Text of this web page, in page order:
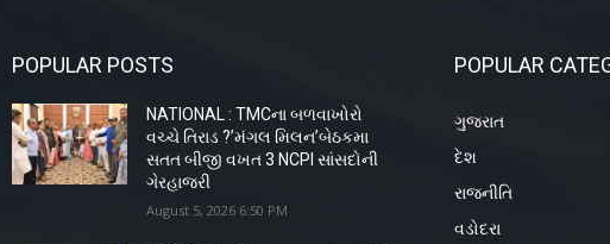
POPULAR POSTS
NATIONAL : TMCના બળવાખોરો
વચ્ચે તિરાડ ?’મંગલ મિલન’બેઠકમા
સતત બીજી વખત 3 NCPI સાંસદોની
ગેરહાજરી
August 5, 2026 6:50 PM
POPULAR
ગુજરાત
દેશ
રાજનીતિ
વડોદરા